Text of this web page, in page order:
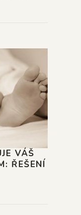
VÁŠ
ŘEŠENÍ